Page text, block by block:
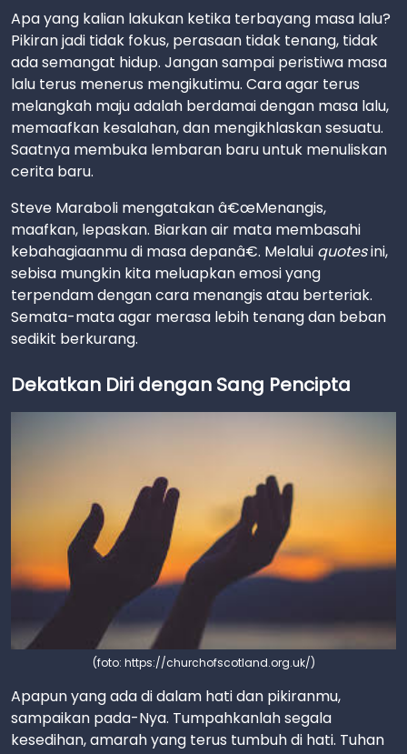
Apa yang kalian lakukan ketika terbayang masa lalu?
Pikiran jadi tidak fokus, perasaan tidak tenang, tidak
ada semangat hidup. Jangan sampai peristiwa masa
lalu terus menerus mengikutimu. Cara agar terus
melangkah maju adalah berdamai dengan masa lalu,
memaafkan kesalahan, dan mengikhlaskan sesuatu.
Saatnya membuka lembaran baru untuk menuliskan
cerita baru.
Steve Maraboli mengatakan â€œMenangis,
maafkan, lepaskan. Biarkan air mata membasahi
kebahagiaanmu di masa depanâ€. Melalui quotesini,
sebisa mungkin kita meluapkan emosi yang
terpendam dengan cara menangis atau berteriak.
Semata-mata agar merasa lebih tenang dan beban
sedikit berkurang.
Dekatkan Diri dengan Sang Pencipta
(foto: https://churchofscotland.org.uk/)
Apapun yang ada di dalam hati dan pikiranmu,
sampaikan pada-Nya. Tumpahkanlah segala
kesedihan, amarah yang terus tumbuh di hati. Tuhan